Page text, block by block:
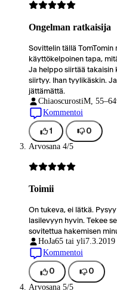
Ongelman ratkaisija
Sovittelin tällä
käyttökelpoinen tapa,
Ja helppo siirtää takaisin
siirtyy. Ihan tyylikäskin.
jättämättä.
ChiaoscurostiM,
Kommentoi
1 0
Arvosana 4/5
Toimii
On tukeva, ei lätkä.
lasilevyyn hyvin. Tekee
sovitettua hakemisen
HoJa65 tai yli7.3.2019
Kommentoi
0 0
Arvosana 5/5